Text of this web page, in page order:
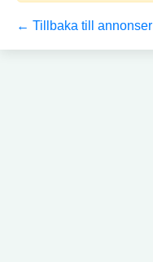
← Tillbaka till annonser